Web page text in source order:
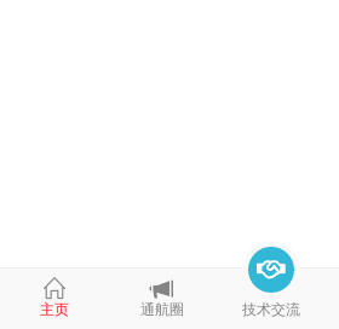
主页 通航圈 技术交流